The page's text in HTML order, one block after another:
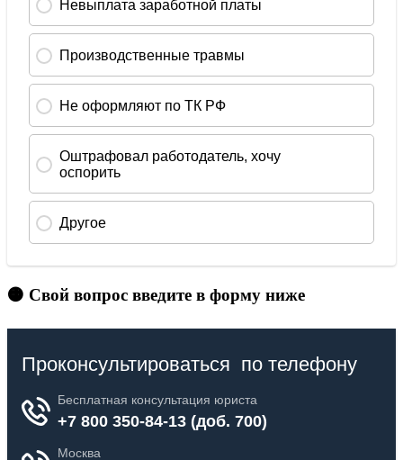
🟠 Свой вопрос введите в форму ниже